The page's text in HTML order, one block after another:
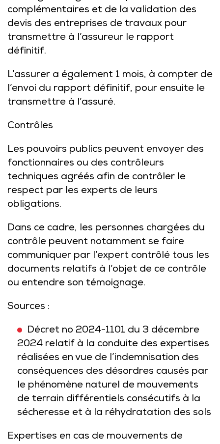
complémentaires et de la validation des
devis des entreprises de travaux pour
transmettre à l’assureur le rapport
définitif.
L’assurer a également 1 mois, à compter de
l’envoi du rapport définitif, pour ensuite le
transmettre à l’assuré.
Contrôles
Les pouvoirs publics peuvent envoyer des
fonctionnaires ou des contrôleurs
techniques agréés afin de contrôler le
respect par les experts de leurs
obligations.
Dans ce cadre, les personnes chargées du
contrôle peuvent notamment se faire
communiquer par l’expert contrôlé tous les
documents relatifs à l’objet de ce contrôle
ou entendre son témoignage.
Sources :
Décret no 2024-1101 du 3 décembre
2024 relatif à la conduite des expertises
réalisées en vue de l’indemnisation des
conséquences des désordres causés par
le phénomène naturel de mouvements
de terrain différentiels consécutifs à la
sécheresse et à la réhydratation des sols
Expertises en cas de mouvements de